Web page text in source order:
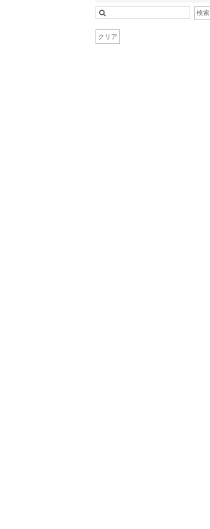
CROON A SONG
D&G
Dalliance Kelly
Dear Princess
検索
クリア